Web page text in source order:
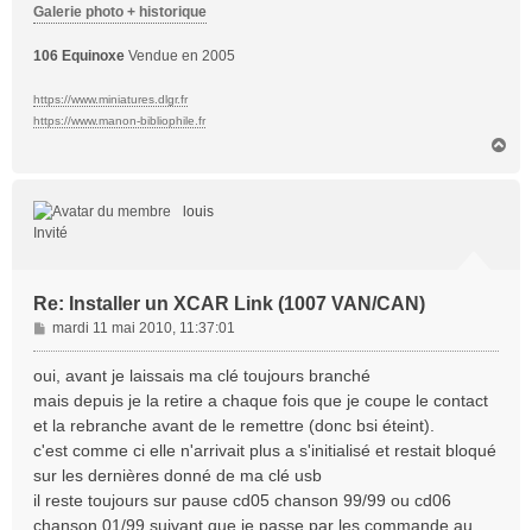
Galerie photo + historique
106 Equinoxe Vendue en 2005
https://www.miniatures.dlgr.fr
https://www.manon-bibliophile.fr
louis
Invité
Re: Installer un XCAR Link (1007 VAN/CAN)
M
e
s
g
e
mardi 11 mai 2010, 11:37:01
oui, avant je laissais ma clé toujours branché
mais depuis je la retire a chaque fois que je coupe le contact
et la rebranche avant de le remettre (donc bsi éteint).
c'est comme ci elle n'arrivait plus a s'initialisé et restait bloqué
sur les dernières donné de ma clé usb
il reste toujours sur pause cd05 chanson 99/99 ou cd06
chanson 01/99 suivant que je passe par les commande au